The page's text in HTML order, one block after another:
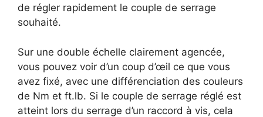
de régler rapidement le couple de serrage
souhaité.
Sur une double échelle clairement agencée,
vous pouvez voir d’un coup d’œil ce que vous
avez fixé, avec une différenciation des couleurs
de Nm et ft.lb. Si le couple de serrage réglé est
atteint lors du serrage d’un raccord à vis, cela